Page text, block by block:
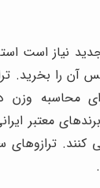
نیاز است
آن را بخرید.
محاسبه وزن
معتبر
کنند. ترازوهای